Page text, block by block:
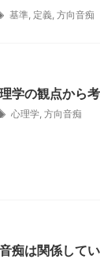
基準 定義 方向音痴
学の観点から
心理学 方向音痴
痴は関係して